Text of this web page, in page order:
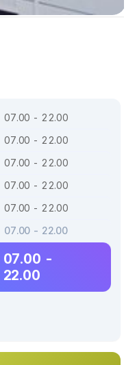
07.00 - 22.00
07.00 - 22.00
07.00 - 22.00
07.00 - 22.00
07.00 - 22.00
07.00 - 22.00
07.00 -
22.00